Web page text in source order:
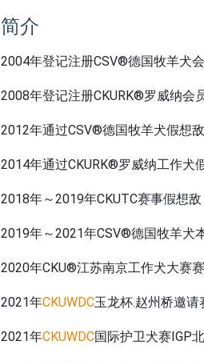
简介
2004年登记注册CSV®德国牧羊犬
2008年登记注册CKURK®罗威纳会
2012年通过CSV®德国牧羊犬假想
2014年通过CKURK®罗威纳工作犬
2018年～2019年CKUTC赛事假想敌
2019年～2021年CSV®德国牧羊犬
2020年CKU®江苏南京工作犬大赛
2021年CKUWDC玉龙杯.赵州桥邀请
2021年CKUWDC国际护卫犬赛IGP